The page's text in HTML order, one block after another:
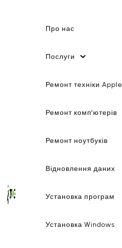
Про нас
Послуги
Ремонт техніки Apple
Ремонт комп'ютерів
Ремонт ноутбуків
Відновлення даних
Установка програм
Установка Windows